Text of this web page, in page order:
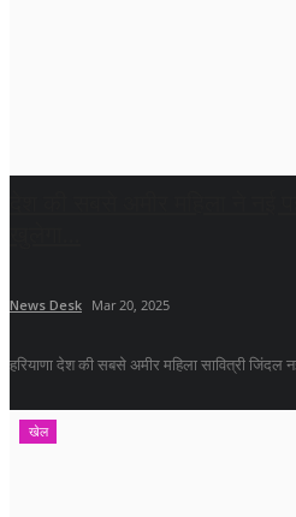
News Desk Mar 20, 2025
हरियाणा देश की सबसे अमीर महिला सावित्री
खेल